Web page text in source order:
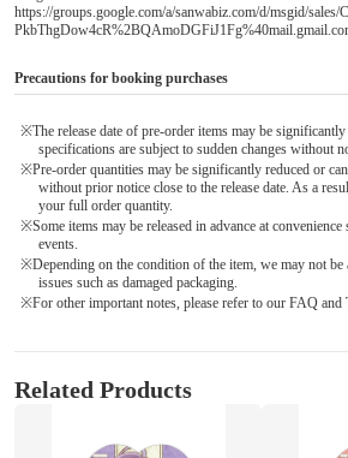
https://groups.google.com/a/sanwabiz.com/d/msgid/
Precautions for booking purchases
※The release date of pre-order items may be
specifications are subject to sudden changes without
※Pre-order quantities may be significantly reduced or
without prior notice close to the release date. As a
your full order quantity.
※Some items may be released in advance at
events.
※Depending on the condition of the item, we may not be
issues such as damaged packaging.
※For other important notes, please refer to our FAQ and
Related Products